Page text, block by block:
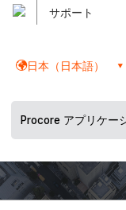
サポート
日本（日本語）
Procore アプリケー